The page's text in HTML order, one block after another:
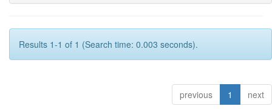
Results 1-1 of 1 (Search time: 0.003 seconds).
previous 1 next